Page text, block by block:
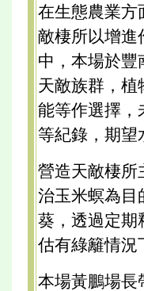
在生態農業方
敵棲所以增進
中，本場於豐
天敵族群，植
能等作選擇，
等紀錄，期望
營造天敵棲所
治玉米螟為目
葵，透過定期
估有綠籬情況
本場黃鵬場長